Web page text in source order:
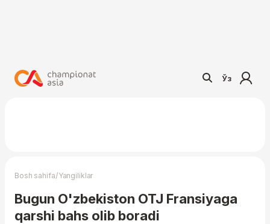
Ўз
Bosh sahifa/Yangiliklar
Bugun O'zbekiston OTJ Fransiyaga
qarshi bahs olib boradi